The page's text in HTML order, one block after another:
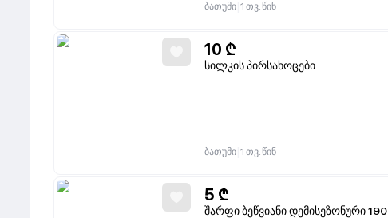
ბათუმი 1 თვ. წინ
10 ₾
სილკის პირსახოცები
ბათუმი 1 თვ. წინ
5 ₾
შარფი ბეწვიანი დემისეზონური